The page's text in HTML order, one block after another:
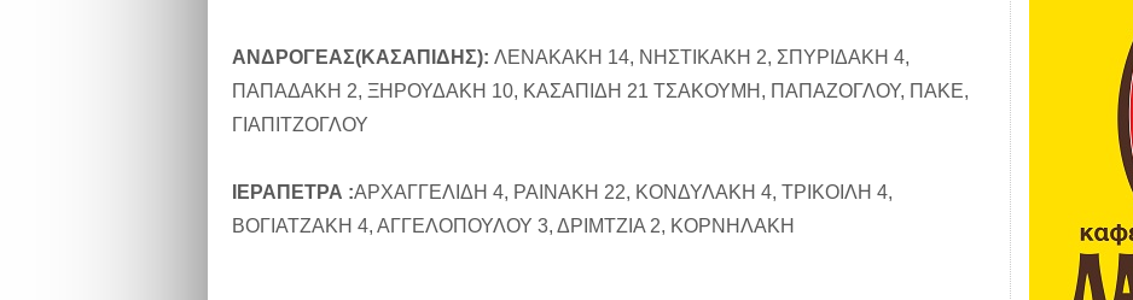
ΑΝΔΡΟΓΕΑΣ(ΚΑΣΑΠΙΔΗΣ): ΛΕΝΑΚΑΚΗ 14, ΝΗΣΤΙΚΑΚΗ 2, ΣΠΥΡΙΔΑΚΗ 4,
ΠΑΠΑΔΑΚΗ 2, ΞΗΡΟΥΔΑΚΗ 10, ΚΑΣΑΠΙΔΗ 21 ΤΣΑΚΟΥΜΗ, ΠΑΠΑΖΟΓΛΟΥ, ΠΑΚΕ,
ΓΙΑΠΙΤΖΟΓΛΟΥ
ΙΕΡΑΠΕΤΡΑ :ΑΡΧΑΓΓΕΛΙΔΗ 4, ΡΑΙΝΑΚΗ 22, ΚΟΝΔΥΛΑΚΗ 4, ΤΡΙΚΟΙΛΗ 4,
ΒΟΓΙΑΤΖΑΚΗ 4, ΑΓΓΕΛΟΠΟΥΛΟΥ 3, ΔΡΙΜΤΖΙΑ 2, ΚΟΡΝΗΛΑΚΗ